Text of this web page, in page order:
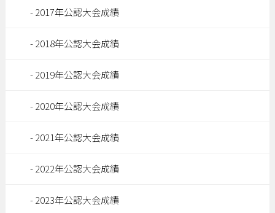
2017年公認大会成績
2018年公認大会成績
2019年公認大会成績
2020年公認大会成績
2021年公認大会成績
2022年公認大会成績
2023年公認大会成績